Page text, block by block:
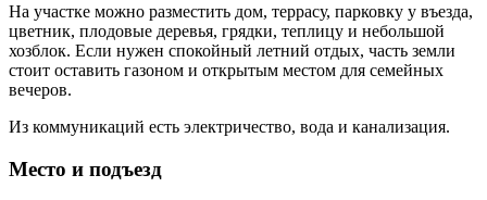
На участке можно разместить дом, террасу, парковку у въезда,
цветник, плодовые деревья, грядки, теплицу и небольшой
хозблок. Если нужен спокойный летний отдых, часть земли
стоит оставить газоном и открытым местом для семейных
вечеров.
Из коммуникаций есть электричество, вода и канализация.
Место и подъезд